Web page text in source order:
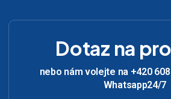
Dotaz na
nebo nám volejte na +420
Whatsapp24/7